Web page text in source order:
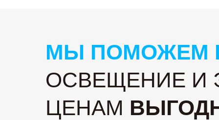
МЫ ПОМОЖЕМ
ОСВЕЩЕНИЕ И
ЦЕНАМ